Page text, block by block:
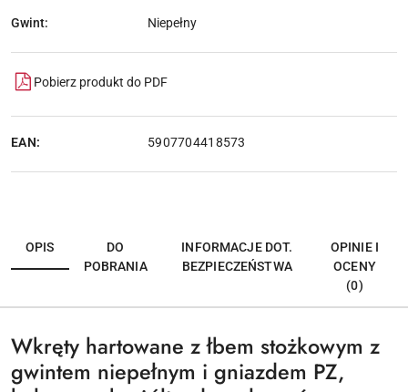
Gwint: Niepełny
Pobierz produkt do PDF
EAN: 5907704418573
OPIS
DO
POBRANIA
INFORMACJE DOT.
BEZPIECZEŃSTWA
OPINIE I
OCENY
(0)
Wkręty hartowane z łbem stożkowym z
gwintem niepełnym i gniazdem PZ,